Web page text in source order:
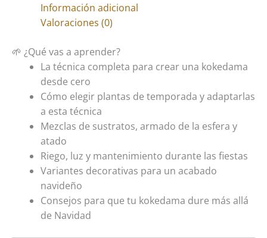
plantas
en
Barcelona
cantidad
Información adicional
Valoraciones (0)
🌱 ¿Qué vas a aprender?
La técnica completa para crear una kokedama
desde cero
Cómo elegir plantas de temporada y adaptarlas
a esta técnica
Mezclas de sustratos, armado de la esfera y
atado
Riego, luz y mantenimiento durante las fiestas
Variantes decorativas para un acabado
navideño
Consejos para que tu kokedama dure más allá
de Navidad